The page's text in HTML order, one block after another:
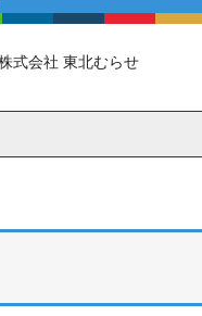
式会社 東北むらせ